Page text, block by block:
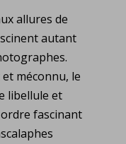
allures de
autant
méconnu, le
libellule et
fascinant